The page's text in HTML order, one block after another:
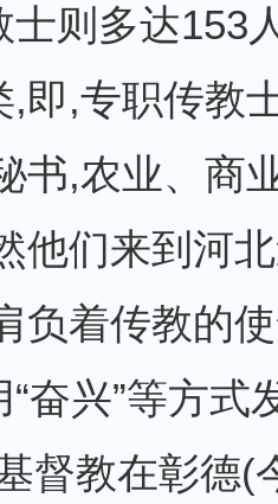
士则多达153
,即,专职传教
书,农业、商
他们来到河
负着传教的
奋兴”等方式
督教在彰德(